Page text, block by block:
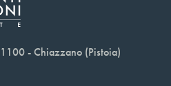
- Chiazzano (Pistoia)